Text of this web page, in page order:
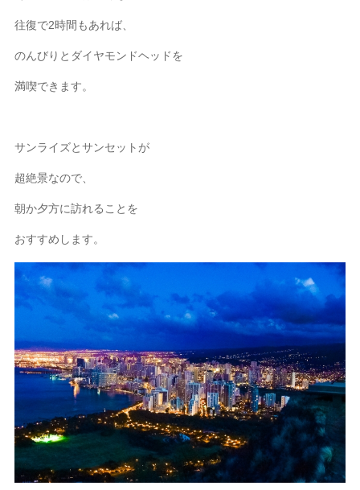
往復で2時間もあれば、
のんびりとダイヤモンドヘッドを
満喫できます。
サンライズとサンセットが
超絶景なので、
朝か夕方に訪れることを
おすすめします。